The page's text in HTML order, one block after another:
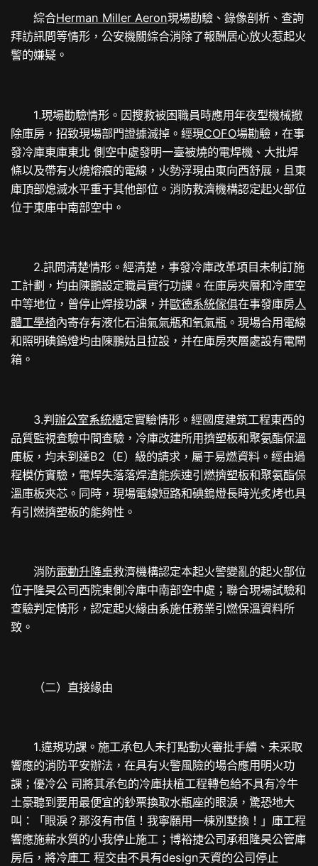
綜合Herman Miller Aeron現場勘驗、錄像剖析、查詢
拜訪訊問等情形，公安機關綜合消除了報酬居心放火惹起火
警的嫌疑。
1.現場勘驗情形。因搜救被困職員時應用年夜型機械撤
除庫房，招致現場部門證據滅掉。經現COFO場勘驗，在事
發冷庫東庫東北 側空中處發明一臺被燒的電焊機、大批焊
條以及帶有火燒熔痕的電線，火勢浮現由東向西舒展，且東
庫頂部熄滅水平重于其他部位。消防救濟機構認定起火部位
位于東庫中南部空中。
2.訊問清楚情形。經清楚，事發冷庫改革項目未制訂施
工計劃，均由陳鵬設定職員實行功課。在庫房夾層和冷庫空
中等地位，曾停止焊接功課，并歐德系統傢俱在事發庫房人
體工學椅內寄存有液化石油氣氣瓶和氧氣瓶。現場合用電線
和照明碘鎢燈均由陳鵬姑且拉設，并在庫房夾層處設有電閘
箱。
3.判辦公室系統櫃定實驗情形。經國度建筑工程東西的
品質監視查驗中間查驗，冷庫改建所用擠塑板和聚氨酯保溫
庫板，均未到達B2（E）級的請求，屬于易燃資料。經由過
程模仿實驗，電焊失落落焊渣能疾速引燃擠塑板和聚氨酯保
溫庫板夾芯。同時，現場電線短路和碘鎢燈長時光炙烤也具
有引燃擠塑板的能夠性。
消防電動升降桌救濟機構認定本起火警變亂的起火部位
位于隆昊公司西院東側冷庫中南部空中處；聯合現場試驗和
查驗判定情形，認定起火緣由系施任務業引燃保溫資料所
致。
（二）直接緣由
1.違規功課。施工承包人未打點動火審批手續、未采取
響應的消防平安辦法，在具有火警風險的場合應用明火功
課；優冷公 司將其承包的冷庫扶植工程轉包給不具有冷牛
土豪聽到要用最便宜的鈔票換取水瓶座的眼淚，驚恐地大
叫：「眼淚？那沒有市值！我寧願用一棟別墅換！」庫工程
響應施薪水質的小我停止施工；博裕捷公司承租隆昊公管庫
房后，將冷庫工 程交由不具有design天資的公司停止